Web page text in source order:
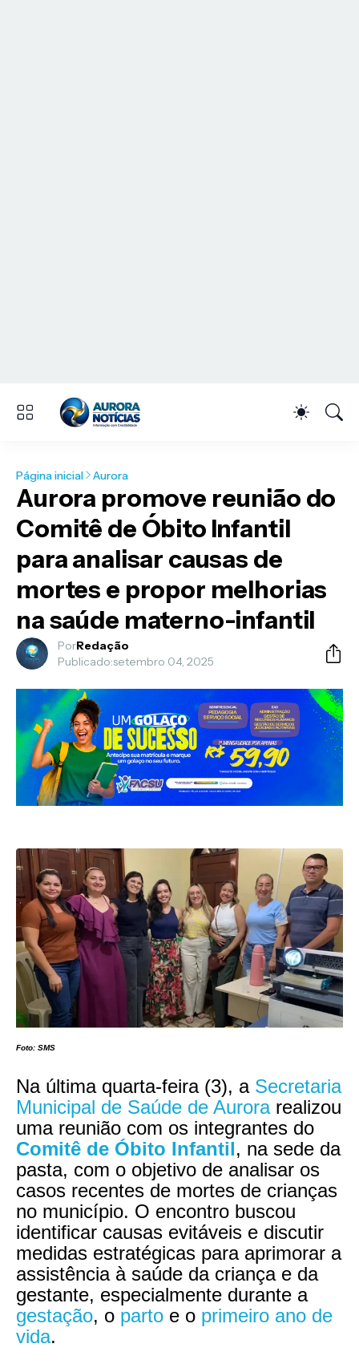
Página inicial Aurora
Aurora promove reunião do
Comitê de Óbito Infantil
para analisar causas de
mortes e propor melhorias
na saúde materno-infantil
PorRedação
Publicado:setembro 04, 2025
Foto: SMS
Na última quarta-feira (3), a Secretaria
Municipal de Saúde de Aurorarealizou
uma reunião com os integrantes do
Comitê de Óbito Infantil, na sede da
pasta, com o objetivo de analisar os
casos recentes de mortes de crianças
no município. O encontro buscou
identificar causas evitáveis e discutir
medidas estratégicas para aprimorar a
assistência à saúde da criança e da
gestante, especialmente durante a
gestação, o parto e o primeiro ano de
vida.